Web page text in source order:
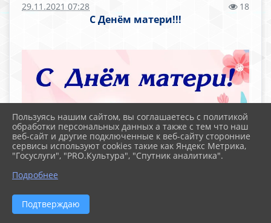
29.11.2021 07:28 18
С Денём матери!!!
Пользуясь нашим сайтом, вы соглашаетесь с политикой
обработки персональных данных а также с тем что наш
веб-сайт и другие подключенные к веб-сайту сторонние
сервисы используют cookies такие как Яндекс Метрика,
"Госуслуги", "PRO.Культура", "Спутник аналитика".
Подробнее
Подтверждаю